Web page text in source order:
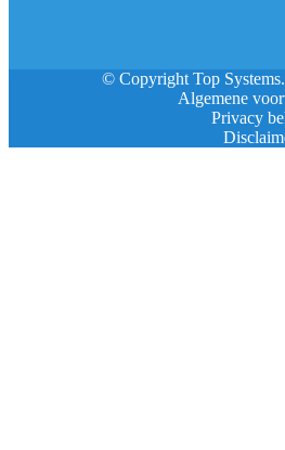
© Copyright Top
Algemene
Privacy